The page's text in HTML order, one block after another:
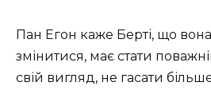
Пан Егон каже Берті, що
змінитися, має стати
свій вигляд, не гасати